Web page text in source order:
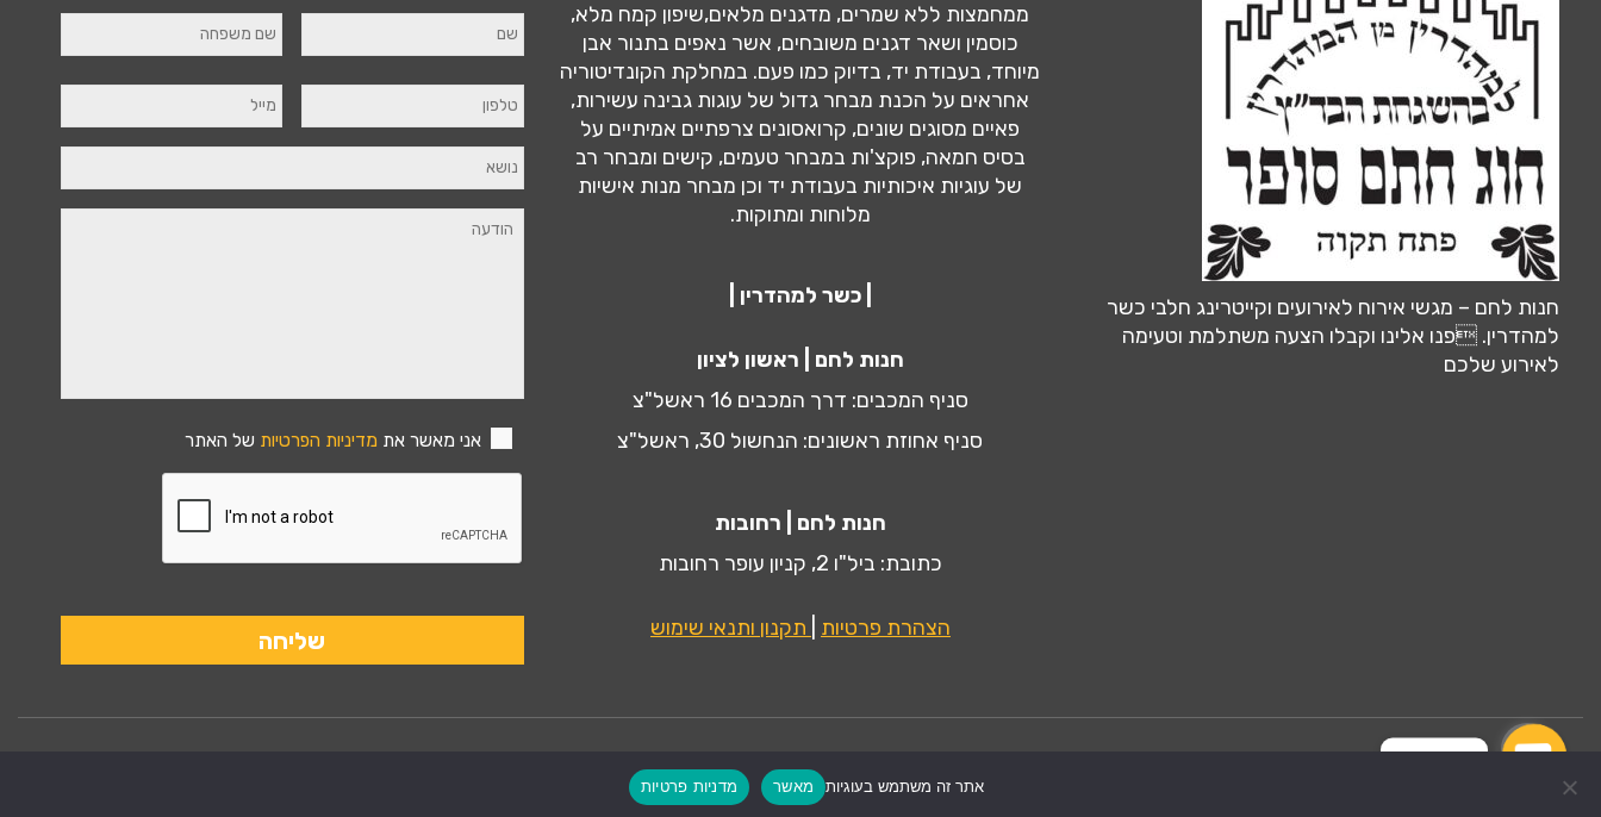
אני מאשר את מדיניות הפרטיות של האתר
ממחמצות ללא שמרים, מדגנים מלאים,שיפון קמח מלא,
כוסמין ושאר דגנים משובחים, אשר נאפים בתנור אבן
מיוחד, בעבודת יד, בדיוק כמו פעם. במחלקת הקונדיטוריה
אחראים על הכנת מבחר גדול של עוגות גבינה עשירות,
פאיים מסוגים שונים, קרואסונים צרפתיים אמיתיים על
בסיס חמאה, פוקצ'ות במבחר טעמים, קישים ומבחר רב
של עוגיות איכותיות בעבודת יד וכן מבחר מנות אישיות
מלוחות ומתוקות.
| כשר למהדרין |
חנות לחם | ראשון לציון
סניף המכבים: דרך המכבים 16 ראשל"צ
סניף אחוזת ראשונים: הנחשול 30, ראשל"צ
חנות לחם | רחובות
כתובת: ביל"ו 2, קניון עופר רחובות
הצהרת פרטיות תקנון ותנאי שימוש
חנות לחם – מגשי אירוח לאירועים וקייטרינג חלבי כשר
למהדרין. פנו אלינו וקבלו הצעה משתלמת וטעימה
לאירוע שלכם
אחסון ותחזוקה ע״י:MiliLand.com
אתר זה משתמש בעוגיות מאשר מדניות פרטיות
צרו קשר